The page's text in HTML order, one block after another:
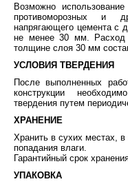
Возможно
противоморозных и
напрягающего цемента с
не менее 30 мм.
толщине слоя 30 мм
УСЛОВИЯ ТВЕРДЕНИЯ
После выполненных
конструкции
твердения путем
ХРАНЕНИЕ
Хранить в сухих местах,
попадания влаги.
Гарантийный срок
УПАКОВКА